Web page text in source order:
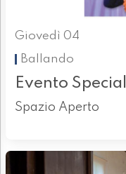
Giovedì 04
Ballando
Evento
Spazio Aperto